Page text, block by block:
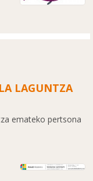
LAGUNTZA
emateko pertsona